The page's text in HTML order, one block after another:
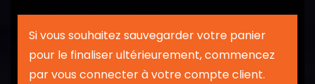
Si vous souhaitez sauvegarder votre panier
pour le finaliser ultérieurement, commencez
par vous connecter à votre compte client.